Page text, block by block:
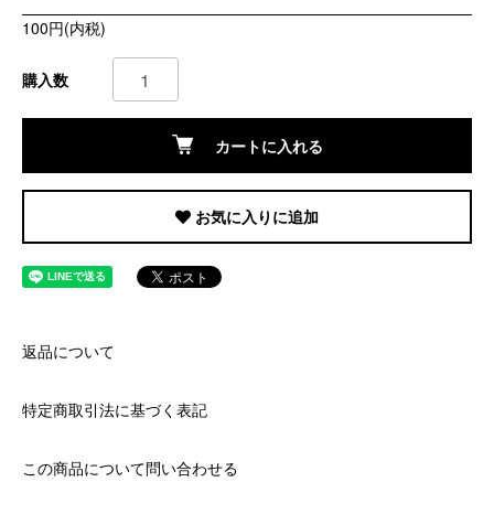
100円(内税)
購入数
カートに入れる
お気に入りに追加
返品について
特定商取引法に基づく表記
この商品について問い合わせる